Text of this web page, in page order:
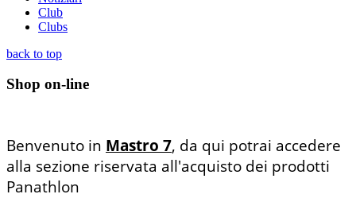
Club
Clubs
back to top
Shop on-line
Benvenuto in Mastro 7, da qui potrai accedere
alla sezione riservata all'acquisto dei prodotti
Panathlon